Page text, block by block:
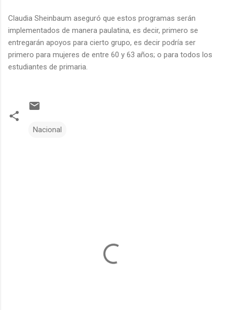
Claudia Sheinbaum aseguró que estos programas serán
implementados de manera paulatina, es decir, primero se
entregarán apoyos para cierto grupo, es decir podría ser
primero para mujeres de entre 60 y 63 años; o para todos los
estudiantes de primaria.
Nacional